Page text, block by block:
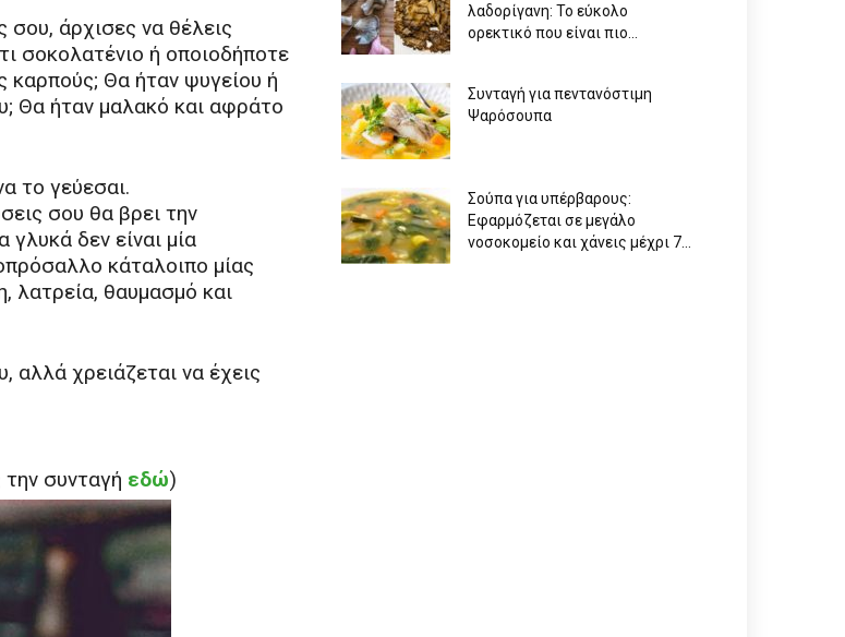
άρχισες να θέλεις
σοκολατένιο ή οποιοδήποτε
καρπούς; Θα ήταν ψυγείου ή
Θα ήταν μαλακό και αφράτο
το γεύεσαι.
σου θα βρει την
δεν είναι μία
κάταλοιπο μίας
λατρεία, θαυμασμό και
αλλά χρειάζεται να έχεις
συνταγή εδώ)
λαδορίγανη: Το εύκολο
ορεκτικό που είναι πιο...
Συνταγή για πεντανόστιμη
Ψαρόσουπα
Σούπα για υπέρβαρους:
Εφαρμόζεται σε μεγάλο
νοσοκομείο και χάνεις μέχρι 7...